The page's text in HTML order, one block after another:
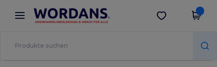
× Wordans App
Bessere Preise in der App!
App holen